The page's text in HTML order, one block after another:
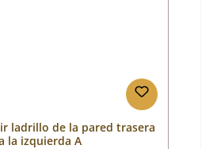
ladrillo de la pared trasera
la izquierda A